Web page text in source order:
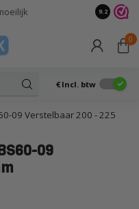
9.2
0
€ Incl. btw
09 Verstelbaar 200 - 225
09